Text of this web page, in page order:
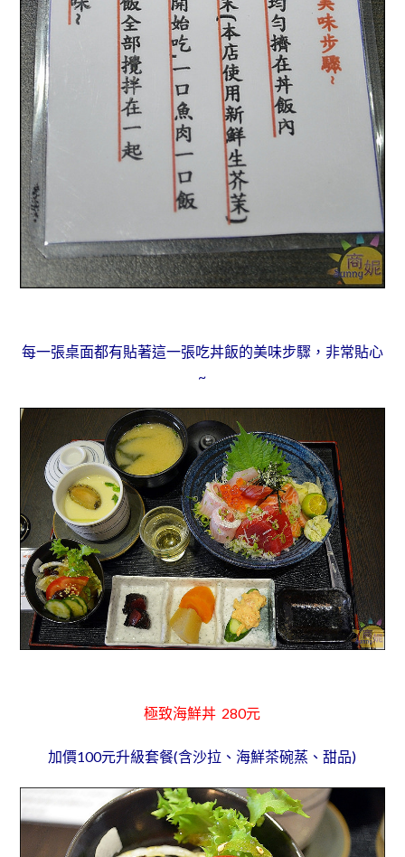
每一張桌面都有貼著這一張吃丼飯的美味步驟，非常貼心
~
極致海鮮丼 280元
加價100元升級套餐(含沙拉、海鮮茶碗蒸、甜品)